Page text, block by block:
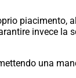
piacimento,
invece la
una